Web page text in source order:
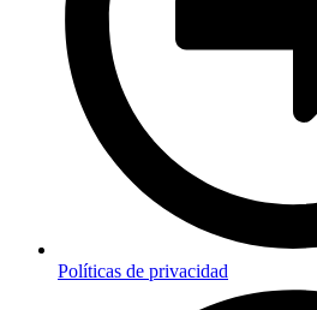
Políticas de privacidad